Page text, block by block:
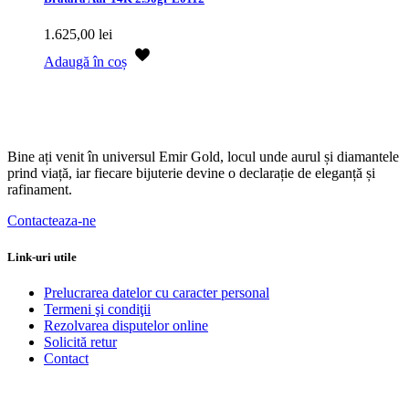
1.625,00 lei
Adaugă în coș
Bine ați venit în universul Emir Gold, locul unde aurul și diamantele
prind viață, iar fiecare bijuterie devine o declarație de eleganță și
rafinament.
Contacteaza-ne
Link-uri utile
Prelucrarea datelor cu caracter personal
Termeni şi condiţii
Rezolvarea disputelor online
Solicită retur
Contact